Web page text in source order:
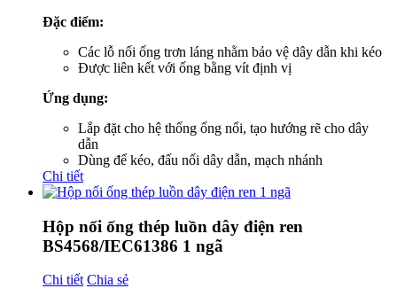
Đặc điểm:
Các lỗ nối ống trơn láng nhằm bảo vệ dây dẫn khi kéo
Được liên kết với ống bằng vít định vị
Ứng dụng:
Lắp đặt cho hệ thống ống nổi, tạo hướng rẽ cho dây
dẫn
Dùng để kéo, đấu nối dây dẫn, mạch nhánh
Chi tiết
Hộp nối ống thép luồn dây điện ren
BS4568/IEC61386 1 ngã
Chi tiết Chia sẻ